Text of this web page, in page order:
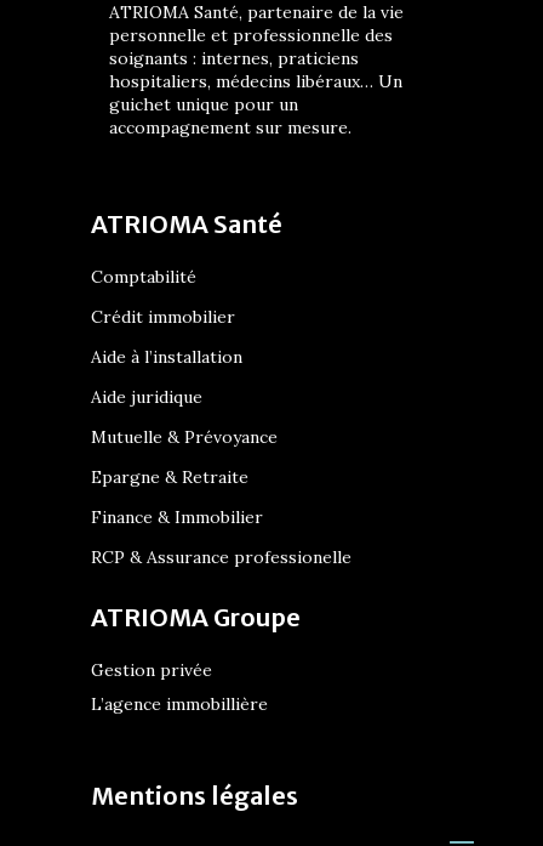
ATRIOMA Santé, partenaire de la vie
personnelle et professionnelle des
soignants : internes, praticiens
hospitaliers, médecins libéraux… Un
guichet unique pour un
accompagnement sur mesure.
ATRIOMA Santé
Comptabilité
Crédit immobilier
Aide à l’installation
Aide juridique
Mutuelle & Prévoyance
Epargne & Retraite
Finance & Immobilier
RCP & Assurance professionelle
ATRIOMA Groupe
Gestion privée
L’agence immobillière
Mentions légales